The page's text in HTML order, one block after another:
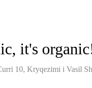
it's
10, Kryqezimi i Vasil